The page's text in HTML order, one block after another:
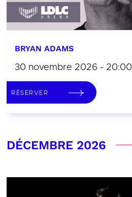
BRYAN ADAMS
30 novembre 2026 - 20:00
RÉSERVER
DÉCEMBRE 2026